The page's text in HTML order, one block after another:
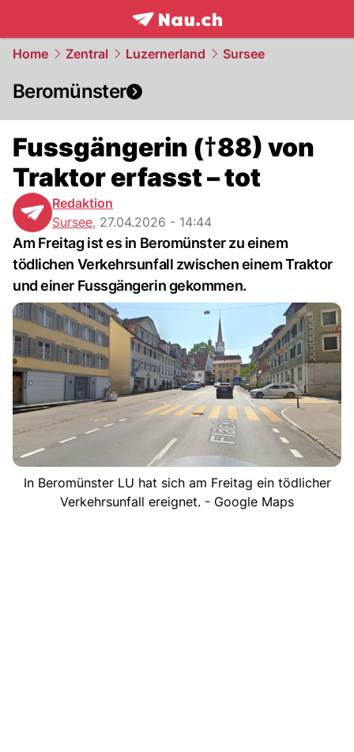
frontpage.NAU.ch
Home Zentral Luzernerland Sursee
Beromünster
Fussgängerin (†88) von
Traktor erfasst – tot
Redaktion
Sursee, 27.04.2026 - 14:44
Am Freitag ist es in Beromünster zu einem
tödlichen Verkehrsunfall zwischen einem Traktor
und einer Fussgängerin gekommen.
In Beromünster LU hat sich am Freitag ein tödlicher
Verkehrsunfall ereignet. - Google Maps